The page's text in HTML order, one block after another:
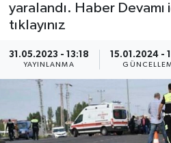
yaralandı. Haber Devamı
tıklayınız
31.05.2023 - 13:18
YAYINLANMA
15.01.2024 -
Çaycuma
Devrek
Özel
Tüm Manşetler
Haber Arşivi